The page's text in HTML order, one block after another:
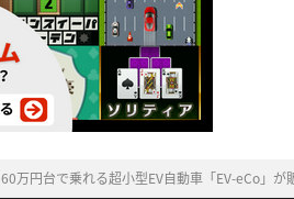
60万円台で乗れる超小型EV自動車「EV-eCo」